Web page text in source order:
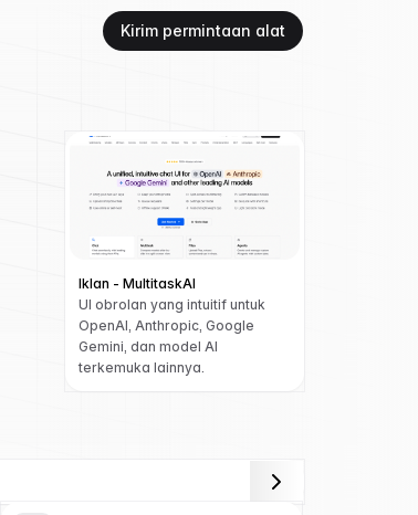
Kirim permintaan alat
Iklan - MultitaskAI
UI obrolan yang intuitif untuk
OpenAI, Anthropic, Google
Gemini, dan model AI
terkemuka lainnya.